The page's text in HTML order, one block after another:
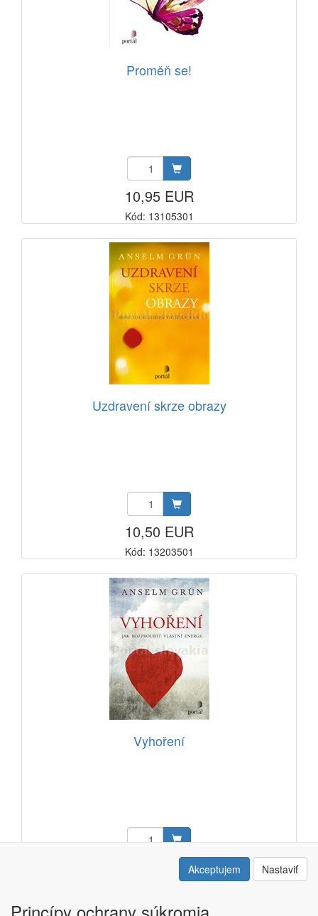
Proměň se!
10,95 EUR
Kód: 13105301
Uzdravení skrze obrazy
10,50 EUR
Kód: 13203501
Vyhoření
13,70 EURAkceptujem Nastaviť